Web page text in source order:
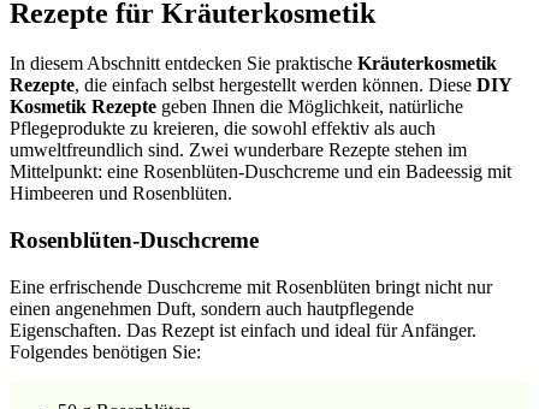
Rezepte für Kräuterkosmetik
In diesem Abschnitt entdecken Sie praktische Kräuterkosmetik
Rezepte, die einfach selbst hergestellt werden können. Diese DIY
Kosmetik Rezepte geben Ihnen die Möglichkeit, natürliche
Pflegeprodukte zu kreieren, die sowohl effektiv als auch
umweltfreundlich sind. Zwei wunderbare Rezepte stehen im
Mittelpunkt: eine Rosenblüten-Duschcreme und ein Badeessig mit
Himbeeren und Rosenblüten.
Rosenblüten-Duschcreme
Eine erfrischende Duschcreme mit Rosenblüten bringt nicht nur
einen angenehmen Duft, sondern auch hautpflegende
Eigenschaften. Das Rezept ist einfach und ideal für Anfänger.
Folgendes benötigen Sie: